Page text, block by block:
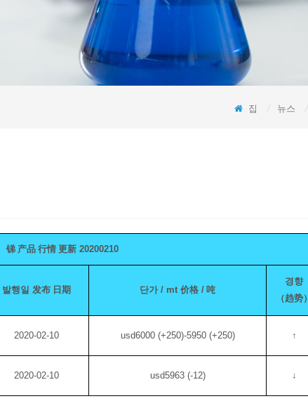
집 뉴스
锑 产品 行情 更新 20200210
발행일 发布 日期 단가 / mt 价格 / 吨
경향
（趋势）
2020-02-10 usd6000 (+250)-5950 (+250) ↑
2020-02-10 usd5963 (-12) ↓